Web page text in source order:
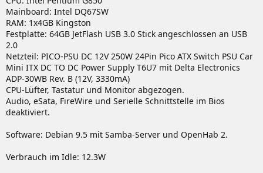
Mainboard: Intel DQ67SW
RAM: 1x4GB Kingston
Festplatte: 64GB JetFlash USB 3.0 Stick angeschlossen an USB
2.0
Netzteil: PICO-PSU DC 12V 250W 24Pin Pico ATX Switch PSU Car
Mini ITX DC TO DC Power Supply T6U7 mit Delta Electronics
ADP-30WB Rev. B (12V, 3330mA)
CPU-Lüfter, Tastatur und Monitor abgezogen.
Audio, eSata, FireWire und Serielle Schnittstelle im Bios
deaktiviert.
Software: Debian 9.5 mit Samba-Server und OpenHab 2.
Verbrauch im Idle: 12.3W